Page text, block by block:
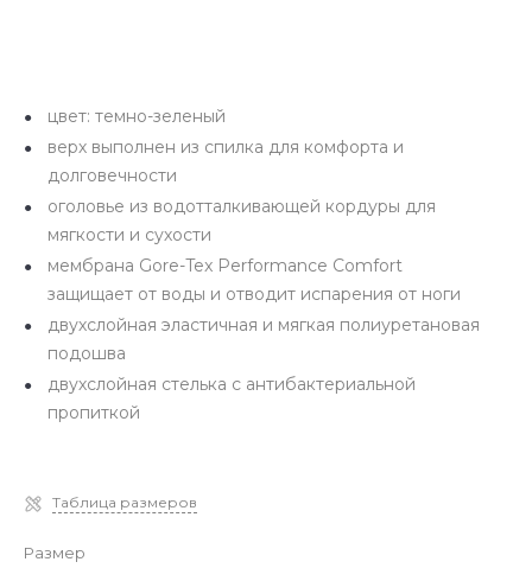
цвет: темно-зеленый
верх выполнен из спилка для комфорта и
долговечности
оголовье из водотталкивающей кордуры для
мягкости и сухости
мембрана Gore-Tex Performance Comfort
защищает от воды и отводит испарения от ноги
двухслойная эластичная и мягкая полиуретановая
подошва
двухслойная стелька с антибактериальной
пропиткой
Таблица размеров
Размер